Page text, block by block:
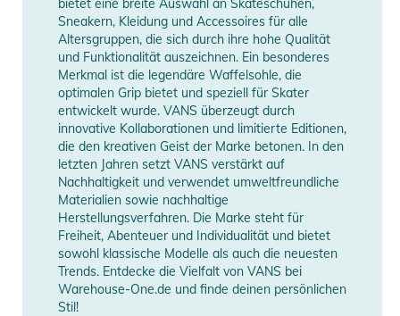
bietet eine breite Auswahl an Skateschuhen,
Sneakern, Kleidung und Accessoires für alle
Altersgruppen, die sich durch ihre hohe Qualität
und Funktionalität auszeichnen. Ein besonderes
Merkmal ist die legendäre Waffelsohle, die
optimalen Grip bietet und speziell für Skater
entwickelt wurde. VANS überzeugt durch
innovative Kollaborationen und limitierte Editionen,
die den kreativen Geist der Marke betonen. In den
letzten Jahren setzt VANS verstärkt auf
Nachhaltigkeit und verwendet umweltfreundliche
Materialien sowie nachhaltige
Herstellungsverfahren. Die Marke steht für
Freiheit, Abenteuer und Individualität und bietet
sowohl klassische Modelle als auch die neuesten
Trends. Entdecke die Vielfalt von VANS bei
Warehouse-One.de und finde deinen persönlichen
Stil!